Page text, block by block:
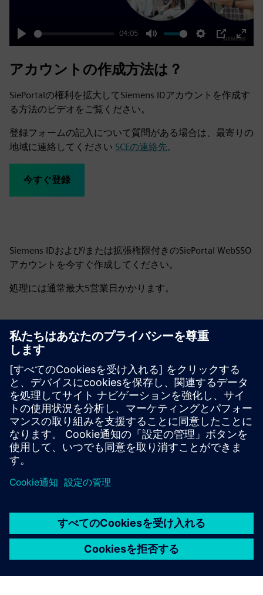
Play
04:05
Mute Settings
PIP
Enter
アカウントの作成方法は？
SiePortalの権利を拡大してSiemens IDアカウントを作成す
る方法のビデオをご覧ください。
登録フォームの記入について質問がある場合は、最寄りの
地域に連絡してください SCEの連絡先。
今すぐ登録
Siemens IDおよび/または拡張権限付きのSiePortal WebSSO
アカウントを今すぐ作成してください。
処理には通常最大5営業日かかります。
SCEサポートファインダー
教育、研究開発に関するサポートのお問い合わせを私
たちに送ってください。
あなたのリクエスト